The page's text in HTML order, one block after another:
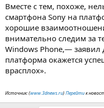
Вместе с тем, похоже,
смартфона Sony на
хорошие
внимательно следим за
Windows Phone,—
платформа окажется
врасплох».
Источник: (www.3dnews.ru)Перейтик